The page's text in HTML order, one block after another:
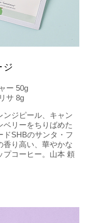
ジ
ー 50g
サ 8g
ンジピール、キャン
ベリーをちりばめた
SHBのサンタ・フ
香り高い、華やかな
プコーヒー。山本 頼